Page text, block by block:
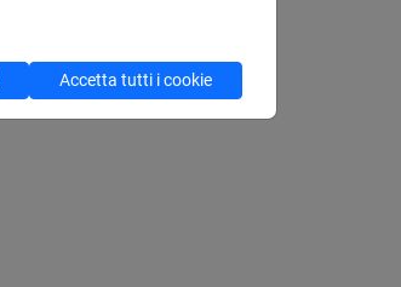
Accetta tutti i cookie